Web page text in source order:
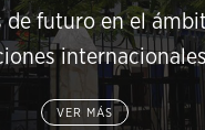
de futuro en el
VER MÁS